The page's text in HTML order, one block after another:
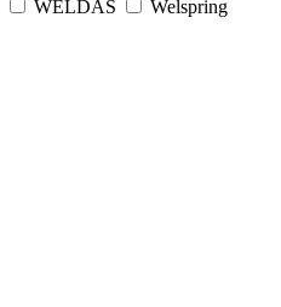
WELDAS Welspring